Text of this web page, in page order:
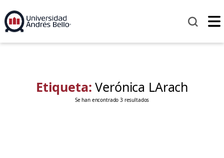
Etiqueta:Verónica LArach
Se han encontrado 3 resultados